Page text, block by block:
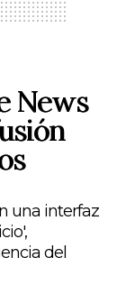
News
una interfaz
del